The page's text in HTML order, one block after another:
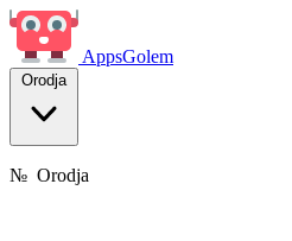
AppsGolem
Orodja
№ Orodja